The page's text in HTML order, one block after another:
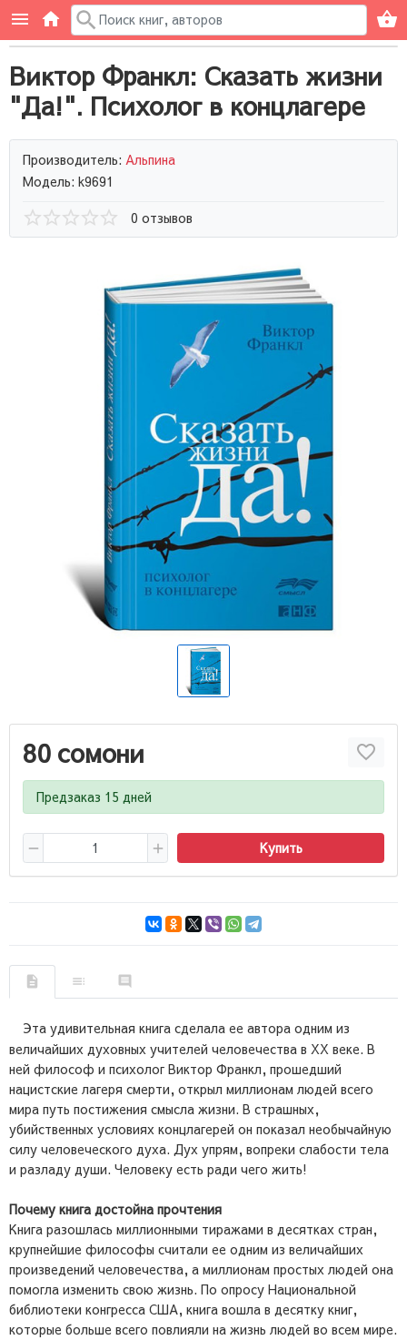
Виктор Франкл: Сказать жизни
"Да!". Психолог в концлагере
Производитель: Альпина
Модель: k9691
0 отзывов
80 сомони
Предзаказ 15 дней
Купить
Эта удивительная книга сделала ее автора одним из
величайших духовных учителей человечества в XX веке. В
ней философ и психолог Виктор Франкл, прошедший
нацистские лагеря смерти, открыл миллионам людей всего
мира путь постижения смысла жизни. В страшных,
убийственных условиях концлагерей он показал необычайную
силу человеческого духа. Дух упрям, вопреки слабости тела
и разладу души. Человеку есть ради чего жить!
Почему книга достойна прочтения
Книга разошлась миллионными тиражами в десятках стран,
крупнейшие философы считали ее одним из величайших
произведений человечества, а миллионам простых людей она
помогла изменить свою жизнь. По опросу Национальной
библиотеки конгресса США, книга вошла в десятку книг,
которые больше всего повлияли на жизнь людей во всем мире.